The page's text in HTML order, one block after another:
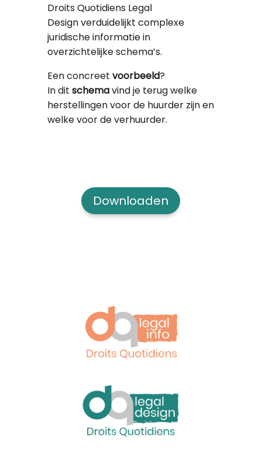
Droits Quotidiens Legal
Design verduidelijkt complexe
juridische informatie in
overzichtelijke schema’s.
Een concreet voorbeeld?
In dit schemavind je terug welke
herstellingen voor de huurder zijn en
welke voor de verhuurder.
Downloaden